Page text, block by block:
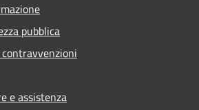
pubblica
e assistenza